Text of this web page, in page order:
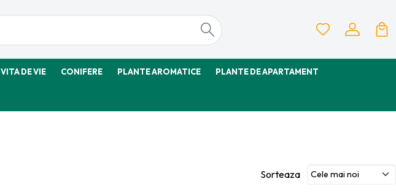
VITA DE VIE CONIFERE PLANTE AROMATICE PLANTE DE APARTAMENT
Sorteaza